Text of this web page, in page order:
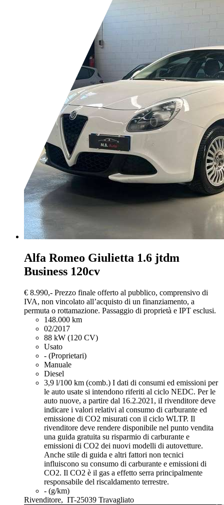
Alfa Romeo Giulietta 1.6 jtdm
Business 120cv
€ 8.990,- Prezzo finale offerto al pubblico, comprensivo di
IVA, non vincolato all’acquisto di un finanziamento, a
permuta o rottamazione. Passaggio di proprietà e IPT esclusi.
148.000 km
02/2017
88 kW (120 CV)
Usato
- (Proprietari)
Manuale
Diesel
3,9 l/100 km (comb.) I dati di consumi ed emissioni per
le auto usate si intendono riferiti al ciclo NEDC. Per le
auto nuove, a partire dal 16.2.2021, iI rivenditore deve
indicare i valori relativi al consumo di carburante ed
emissione di CO2 misurati con il ciclo WLTP. Il
rivenditore deve rendere disponibile nel punto vendita
una guida gratuita su risparmio di carburante e
emissioni di CO2 dei nuovi modelli di autovetture.
Anche stile di guida e altri fattori non tecnici
influiscono su consumo di carburante e emissioni di
CO2. Il CO2 è il gas a effetto serra principalmente
responsabile del riscaldamento terrestre.
- (g/km)
Rivenditore, IT-25039 Travagliato